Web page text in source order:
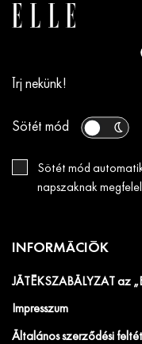
Írj nekünk!
Sötét mód
Sötét mód
napszaknak
INFORMÁCIÓK
JÁTÉKSZABÁLYZAT az
Impresszum
Általános szerződési